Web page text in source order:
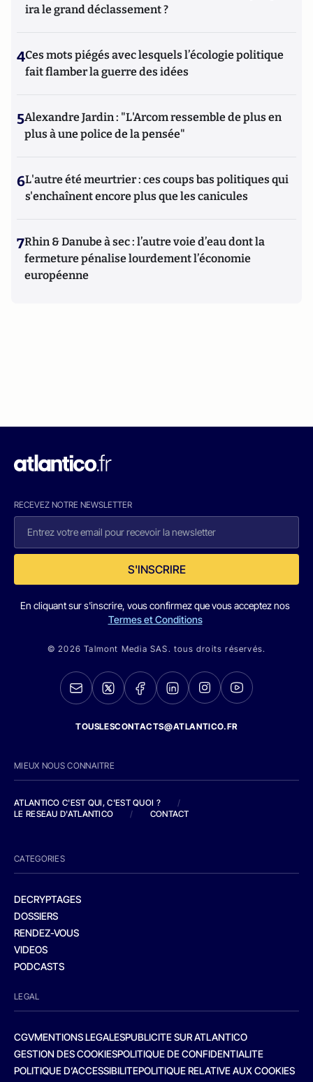
ira le grand déclassement ?
4Ces mots piégés avec lesquels l’écologie politique
fait flamber la guerre des idées
5Alexandre Jardin : "L'Arcom ressemble de plus en
plus à une police de la pensée"
6L'autre été meurtrier : ces coups bas politiques qui
s'enchaînent encore plus que les canicules
7Rhin & Danube à sec : l’autre voie d’eau dont la
fermeture pénalise lourdement l’économie
européenne
RECEVEZ NOTRE NEWSLETTER
S'INSCRIRE
En cliquant sur s'inscrire, vous confirmez que vous acceptez nos
Termes et Conditions
© 2026 Talmont Media SAS. tous droits réservés.
TOUSLESCONTACTS@ATLANTICO.FR
MIEUX NOUS CONNAITRE
ATLANTICO C'EST QUI, C'EST QUOI ?
/
LE RESEAU D'ATLANTICO
/ CONTACT
CATEGORIES
DECRYPTAGES
DOSSIERS
RENDEZ-VOUS
VIDEOS
PODCASTS
LEGAL
CGVMENTIONS LEGALESPUBLICITE SUR ATLANTICO
GESTION DES COOKIESPOLITIQUE DE CONFIDENTIALITE
POLITIQUE D’ACCESSIBILITEPOLITIQUE RELATIVE AUX COOKIES